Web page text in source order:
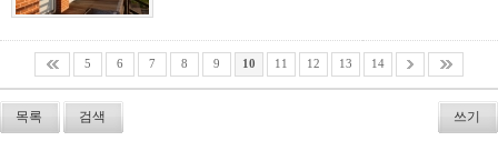
5 6 7 8 9 10 11 12 13 14
목록 검색 쓰기